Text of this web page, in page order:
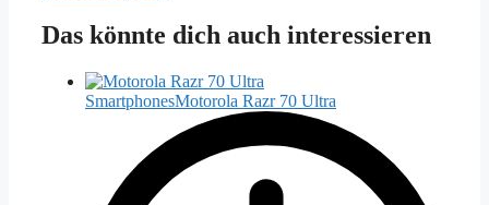
Das könnte dich auch interessieren
SmartphonesMotorola Razr 70 Ultra